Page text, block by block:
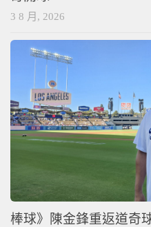
3 8 月, 2026
棒球》陳金鋒重返道